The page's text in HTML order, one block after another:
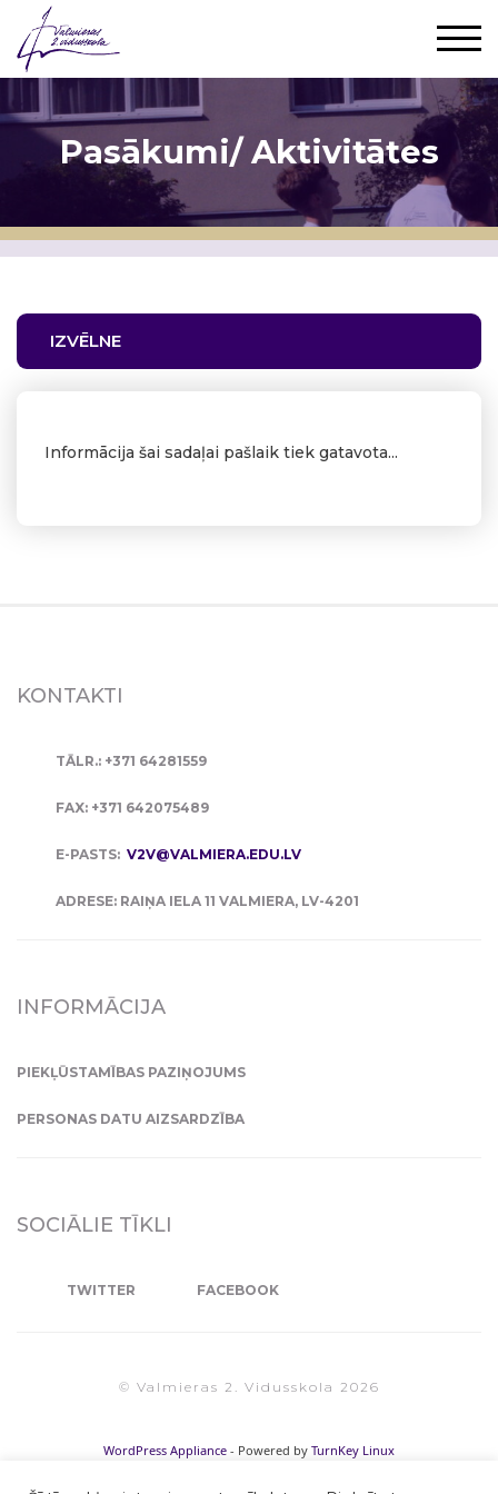
Pasākumi/ Aktivitātes
IZVĒLNE
Informācija šai sadaļai pašlaik tiek gatavota...
KONTAKTI
TĀLR.: +371 64281559
FAX: +371 642075489
E-PASTS: V2V@VALMIERA.EDU.LV
ADRESE: RAIŅA IELA 11 VALMIERA, LV-4201
INFORMĀCIJA
PIEKĻŪSTAMĪBAS PAZIŅOJUMS
PERSONAS DATU AIZSARDZĪBA
SOCIĀLIE TĪKLI
TWITTER FACEBOOK
© Valmieras 2. Vidusskola 2026
WordPress Appliance - Powered by TurnKey Linux